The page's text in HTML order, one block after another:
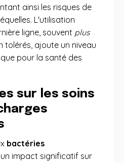
ainsi les risques de
L'utilisation
ligne, souvent plus
tolérés, ajoute un niveau
pour la santé des
sur les soins
bactéries
impact significatif sur